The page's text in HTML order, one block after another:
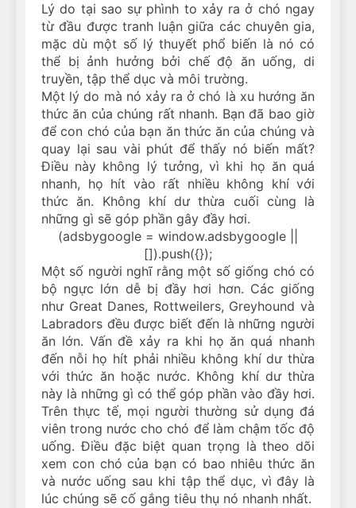
Lý do tại sao sự phình to xảy ra ở chó ngay
từ đầu được tranh luận giữa các chuyên gia,
mặc dù một số lý thuyết phổ biến là nó có
thể bị ảnh hưởng bởi chế độ ăn uống, di
truyền, tập thể dục và môi trường.
Một lý do mà nó xảy ra ở chó là xu hướng ăn
thức ăn của chúng rất nhanh. Bạn đã bao giờ
để con chó của bạn ăn thức ăn của chúng và
quay lại sau vài phút để thấy nó biến mất?
Điều này không lý tưởng, vì khi họ ăn quá
nhanh, họ hít vào rất nhiều không khí với
thức ăn. Không khí dư thừa cuối cùng là
những gì sẽ góp phần gây đầy hơi.
(adsbygoogle = window.adsbygoogle ||
[]).push({});
Một số người nghĩ rằng một số giống chó có
bộ ngực lớn dễ bị đầy hơi hơn. Các giống
như Great Danes, Rottweilers, Greyhound và
Labradors đều được biết đến là những người
ăn lớn. Vấn đề xảy ra khi họ ăn quá nhanh
đến nỗi họ hít phải nhiều không khí dư thừa
với thức ăn hoặc nước. Không khí dư thừa
này là những gì có thể góp phần vào đầy hơi.
Trên thực tế, mọi người thường sử dụng đá
viên trong nước cho chó để làm chậm tốc độ
uống. Điều đặc biệt quan trọng là theo dõi
xem con chó của bạn có bao nhiêu thức ăn
và nước uống sau khi tập thể dục, vì đây là
lúc chúng sẽ cố gắng tiêu thụ nó nhanh nhất.